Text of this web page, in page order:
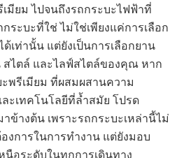
มียม ไปจนถึงรถกระบะไฟฟ้าที่
ระบะที่ใช่ ไม่ใช่เพียงแค่การเลือก
เท่านั้น แต่ยังเป็นการเลือกยาน
ไตล์ และไลฟ์สไตล์ของคุณ หาก
พรีเมียม ที่ผสมผสานความ
ะเทคโนโลยีที่ล้ำสมัย โปรด
ข้างต้น เพราะรถกระบะเหล่านี้ไม่
งการในการทำงาน แต่ยังมอบ
อระดับในทุกการเดินทาง